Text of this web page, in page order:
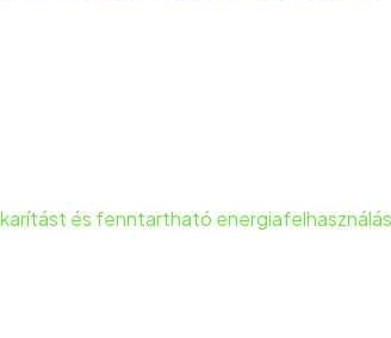
és fenntartható